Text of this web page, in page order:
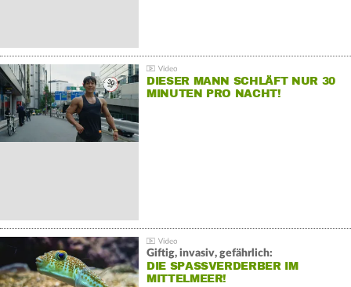
DIESER MANN SCHLÄFT NUR 30
MINUTEN PRO NACHT!
Giftig, invasiv, gefährlich:
DIE SPASSVERDERBER IM M
ITTELMEER!